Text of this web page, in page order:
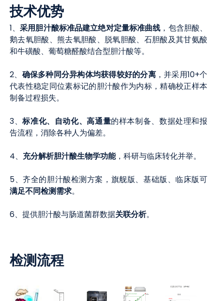
技术优势
1、采用胆汁酸标准品建立绝对定量标准曲线 ，包含胆酸、
鹅去氧胆酸、熊去氧胆酸、脱氧胆酸、石胆酸及其甘氨酸
和牛磺酸、葡萄糖醛酸结合型胆汁酸等。
2、 确保多种同分异构体均获得较好的分离，并采用10+个
代表性稳定同位素标记的胆汁酸作为内标，精确校正样本
制备过程损失。
3、标准化、自动化、高通量的样本制备、数据处理和报
告流程，消除各种人为偏差。
4、 充分解析胆汁酸生物学功能，科研与临床转化并举。
5、齐全的胆汁酸检测方案，旗舰版、基础版、临床版可
满足不同检测需求。
6、提供胆汁酸与肠道菌群数据关联分析。
检测流程